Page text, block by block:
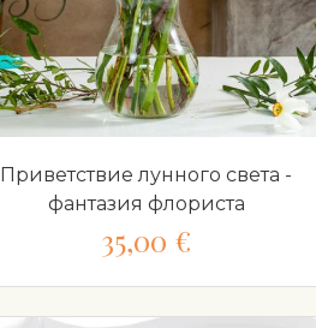
Приветствие лунного света -
фантазия флориста
35,00 €